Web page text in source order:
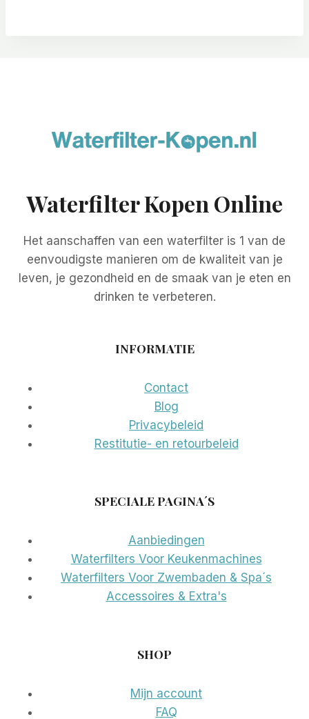
Waterfilter Kopen Online
Het aanschaffen van een waterfilter is 1 van de
eenvoudigste manieren om de kwaliteit van je
leven, je gezondheid en de smaak van je eten en
drinken te verbeteren.
INFORMATIE
Contact
Blog
Privacybeleid
Restitutie- en retourbeleid
SPECIALE PAGINA´S
Aanbiedingen
Waterfilters Voor Keukenmachines
Waterfilters Voor Zwembaden & Spa´s
Accessoires & Extra's
SHOP
Mijn account
FAQ